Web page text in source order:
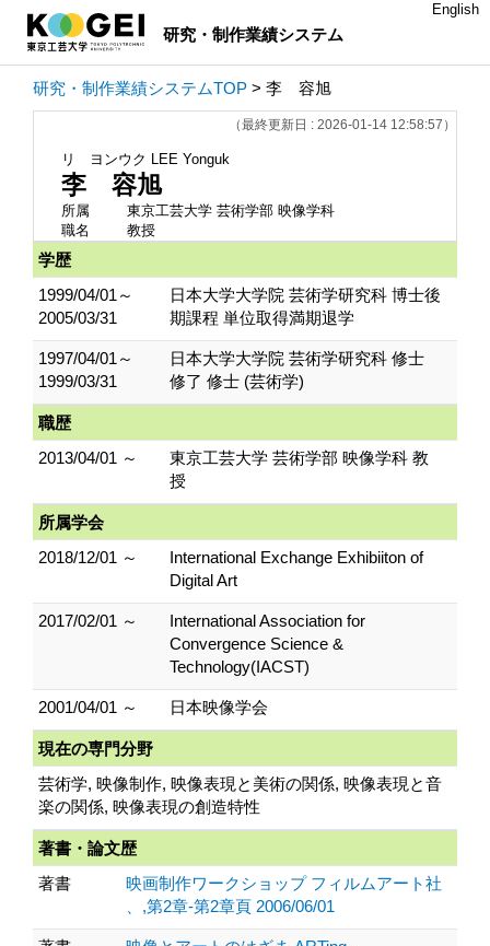
研究・制作業績システム
English
研究・制作業績システムTOP > 李 容旭
（最終更新日 : 2026-01-14 12:58:57）
リ ヨンウク LEE Yonguk
李 容旭
所属
東京工芸大学 芸術学部 映像学科
職名
教授
学歴
1999/04/01～
2005/03/31
日本大学大学院 芸術学研究科 博士後
期課程 単位取得満期退学
1997/04/01～
1999/03/31
日本大学大学院 芸術学研究科 修士
修了 修士 (芸術学)
職歴
2013/04/01 ～
東京工芸大学 芸術学部 映像学科 教
授
所属学会
2018/12/01 ～
International Exchange Exhibiiton of
Digital Art
2017/02/01 ～
International Association for
Convergence Science &
Technology(IACST)
2001/04/01 ～ 日本映像学会
現在の専門分野
芸術学, 映像制作, 映像表現と美術の関係, 映像表現と音
楽の関係, 映像表現の創造特性
著書・論文歴
著書
映画制作ワークショップ フィルムアート社
、,第2章-第2章頁 2006/06/01